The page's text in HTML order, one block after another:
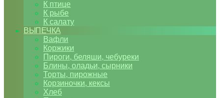
К птице
К рыбе
К салату
ВЫПЕЧКА
Вафли
Коржики
Пироги, беляши, чебуреки
Блины, оладьи, сырники
Торты, пирожные
Корзиночки, кексы
Хлеб